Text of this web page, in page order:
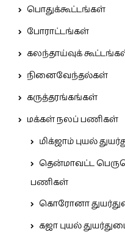
பொதுக்கூட்டங்கள்
போராட்டங்கள்
கலந்தாய்வுக்
நினைவேந்தல்கள்
கருத்தரங்கங்கள்
மக்கள் நலப் பணிகள்
மிக்ஜாம் புயல்
தென்மாவட்ட
பணிகள்
கொரோனா
கஜா புயல்